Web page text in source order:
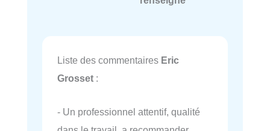
Liste des commentaires Eric
Grosset :
- Un professionnel attentif, qualité